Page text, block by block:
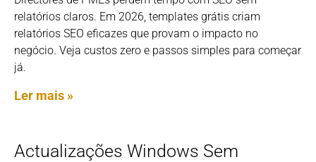
relatórios claros. Em 2026, templates grátis criam
relatórios SEO eficazes que provam o impacto no
negócio. Veja custos zero e passos simples para começar
já.
Ler mais »
Actualizações Windows Sem